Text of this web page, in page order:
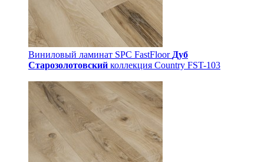
Виниловый ламинат SPC FastFloor Дуб
Старозолотовский коллекция Country FST-103